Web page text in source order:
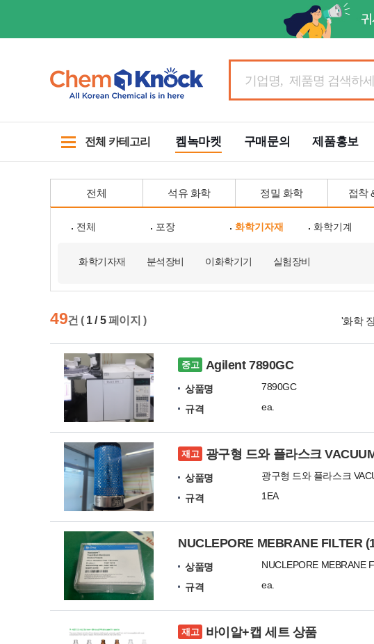
전체 카테고리 켐녹마켓 구매문의 제품홍보
전체 석유 화학 정밀 화학 접착
전체 포장 화학기자재 화학기계
화학기자재 분석장비 이화학기기 실험장비
49건 ( 1 / 5페이지 ) '화학
중고 Agilent 7890GC
상품명
7890GC
규격
ea.
재고 광구형 드와 플라스크
상품명
규격
1EA
NUCLEPORE MEBRANE FILTER
상품명
규격
ea.
재고 바이알+캡 세트 상품